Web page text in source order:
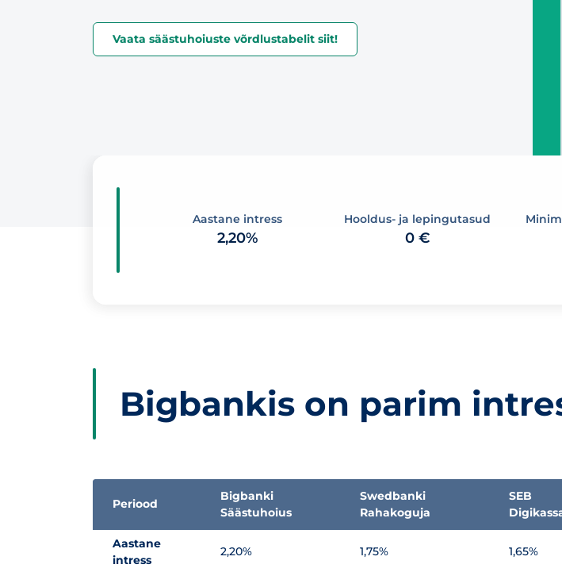
Vaata säästuhoiuste võrdlustabelit siit!
Aastane intress
2,20%
Hooldus- ja lepingutasud
0 €
Bigbankis on parim
Intresside võrdlustabel
Periood
Bigbanki
Säästuhoius
Swedbanki
Rahakoguja
SEB
Aastane
intress
2,20% 1,75% 1,65%